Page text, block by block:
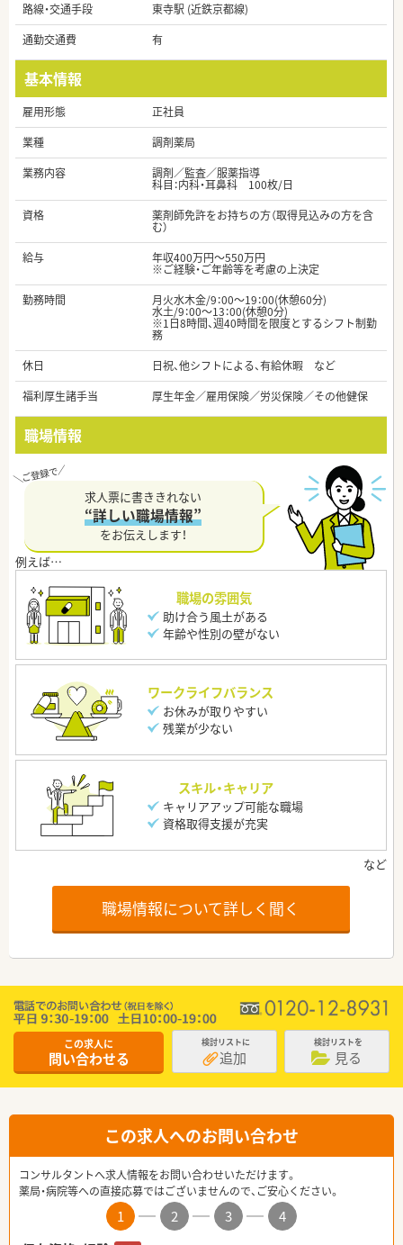
路線・交通手段
東寺駅 (近鉄京都線)
通勤交通費
有
基本情報
雇用形態
正社員
業種
調剤薬局
業務内容
調剤／監査／服薬指導
科目：内科・耳鼻科 100枚/日
資格
薬剤師免許をお持ちの方（取得見込みの方を含
む）
給与
年収400万円～550万円
※ご経験・ご年齢等を考慮の上決定
勤務時間
月火水木金/9：00～19：00(休憩60分)
水土/9：00～13：00(休憩0分)
※1日8時間、週40時間を限度とするシフト制勤
務
休日
日祝、他シフトによる、有給休暇 など
福利厚生諸手当
厚生年金／雇用保険／労災保険／その他健保
職場情報
求人票に書ききれない
“詳しい職場情報”
をお伝えします！
職場の雰囲気
助け合う風土がある
年齢や性別の壁がない
ワークライフバランス
お休みが取りやすい
残業が少ない
スキル・キャリア
キャリアアップ可能な職場
資格取得支援が充実
職場情報について詳しく聞く
この求人に
問い合わせる
検討リストに
追加
検討リストを
見る
この求人へのお問い合わせ
コンサルタントへ求人情報をお問い合わせいただけます。
薬局・病院等への直接応募ではございませんので、ご安心ください。
1 2 3
4